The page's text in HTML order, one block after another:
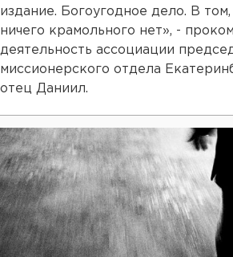
издание. Богоугодное дело. В
ничего крамольного нет», -
деятельность ассоциации
миссионерского отдела
отец Даниил.